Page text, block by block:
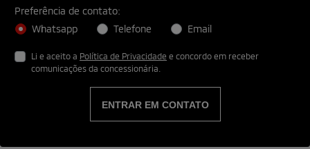
Preferência de contato:
Whatsapp
Telefone Email
Li e aceito a Política de Privacidade e concordo em receber
comunicações da concessionária.
ENTRAR EM CONTATO